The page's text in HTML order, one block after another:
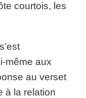
courtois, les
même aux
au verset
à la relation